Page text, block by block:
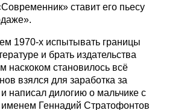
ставит его пьесу
1970-х испытывать границы
и брать издательства
наскоком становилось всё
взялся для заработка за
и написал дилогию о мальчике с
Геннадий Стратофонтов